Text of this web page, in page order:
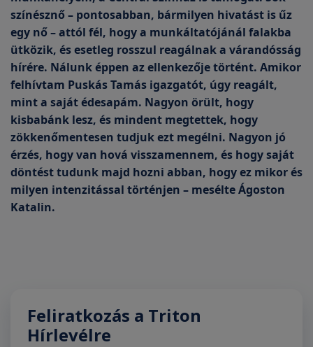
színésznő – pontosabban, bármilyen hivatást is űz
egy nő – attól fél, hogy a munkáltatójánál falakba
ütközik, és esetleg rosszul reagálnak a várandósság
hírére. Nálunk éppen az ellenkezője történt. Amikor
felhívtam Puskás Tamás igazgatót, úgy reagált,
mint a saját édesapám. Nagyon örült, hogy
kisbabánk lesz, és mindent megtettek, hogy
zökkenőmentesen tudjuk ezt megélni. Nagyon jó
érzés, hogy van hová visszamennem, és hogy saját
döntést tudunk majd hozni abban, hogy ez mikor és
milyen intenzitással történjen – mesélte Ágoston
Katalin.
Feliratkozás a Triton
Hírlevélre